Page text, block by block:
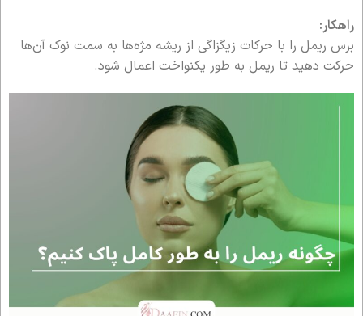
راهکار:
برس ریمل را با حرکات زیگزاگی از ریشه مژه‌ها به سمت نوک آن‌ها
حرکت دهید تا ریمل به طور یکنواخت اعمال شود.